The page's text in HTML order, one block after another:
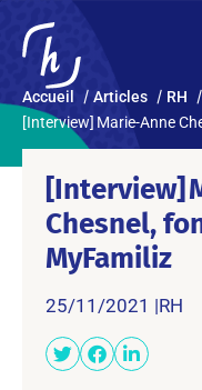
Accueil Articles
RH
[Interview] Marie-Anne
[Interview]
Chesnel,
MyFamiliz
25/11/2021 |RH